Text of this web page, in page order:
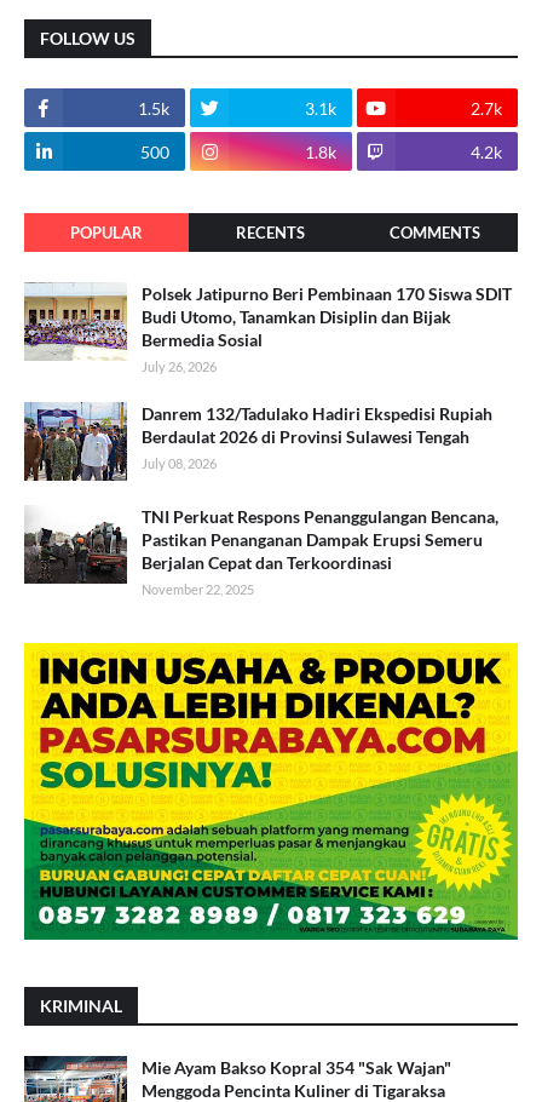
FOLLOW US
1.5k 3.1k 2.7k
500 1.8k 4.2k
POPULAR RECENTS COMMENTS
Polsek Jatipurno Beri Pembinaan 170 Siswa SDIT
Budi Utomo, Tanamkan Disiplin dan Bijak
Bermedia Sosial
July 26, 2026
Danrem 132/Tadulako Hadiri Ekspedisi Rupiah
Berdaulat 2026 di Provinsi Sulawesi Tengah
July 08, 2026
TNI Perkuat Respons Penanggulangan Bencana,
Pastikan Penanganan Dampak Erupsi Semeru
Berjalan Cepat dan Terkoordinasi
November 22, 2025
KRIMINAL
Mie Ayam Bakso Kopral 354 "Sak Wajan"
Menggoda Pencinta Kuliner di Tigaraksa